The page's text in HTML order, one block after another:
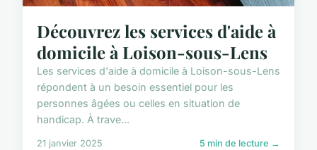
Découvrez les services d'aide à
domicile à Loison-sous-Lens
Les services d'aide à domicile à Loison-sous-Lens
répondent à un besoin essentiel pour les
personnes âgées ou celles en situation de
handicap. À trave...
21 janvier 2025 5 min de lecture →